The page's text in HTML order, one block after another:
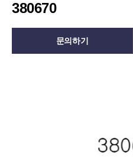
380670
문의하기